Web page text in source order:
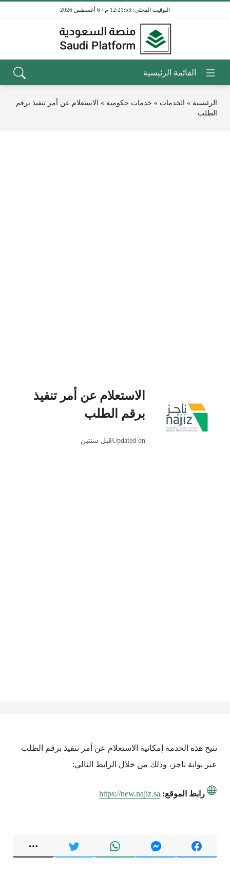
12:21:53 م / 6 أغسطس 2026
الرئيسية » الخدمات » خدمات حكومية » الاستعلام عن أمر تنفيذ برقم
الطلب
الاستعلام عن أمر تنفيذ
برقم الطلب
Updated onقبل سنتين
تتيح هذه الخدمة إمكانية الاستعلام عن أمر تنفيذ برقم الطلب
عبر بوابة ناجز، وذلك من خلال الرابط التالي:
رابط الموقع: https://new.najiz.sa